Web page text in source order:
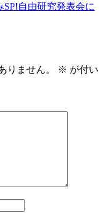
自由研究発表会に
りません。 ※ が付い